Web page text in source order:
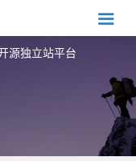

源独立站平台